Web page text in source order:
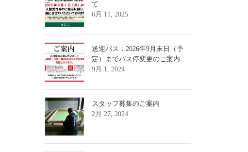
て
6月 11, 2025
送迎バス：2026年9月末日（予
定）までバス停変更のご案内
9月 1, 2024
スタッフ募集のご案内
2月 27, 2024